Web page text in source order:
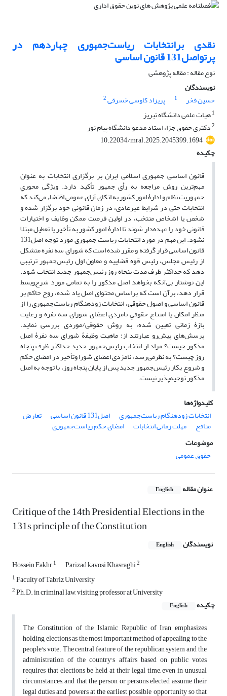
نقدی برانتخابات ریاست‌جمهوری چهاردهم در
پرتواصل131 قانون اساسی
نوع مقاله : مقاله پژوهشی
نویسندگان
حسین فخر
1 پریزاد کاوسی خسرقی2
1هیات علمی دانشگاه تبریز
2دکتری حقوق جزا، استاد مدعو دانشگاه پیام نور
10.22034/mral.2025.2045399.1694
چکیده
قانون اساسی جمهوری اسلامی ایران بر برگزاری انتخابات به عنوان
مهم‌ترین روش مراجعه به رأی جمهور تأکید دارد. ویژگی محوریِ
جمهوریتِ نظام و ادارۀ امور کشور به اتکای آرای عمومی اقتضاء می‌کند که
انتخابات حتی در شرایط غیرعادی، در زمان قانونی خود برگزار شده و
شخص یا اشخاص منتخب، در اولین فرصت ممکن وظایف و اختیارات
قانونی خود را عهده‌دار شوند تا ادارۀ امور کشور به تأخیر یا تعطیل مبتلا
نشود. این مهم در مورد انتخابات ریاست جمهوری مورد توجه اصل131
قانون اساسی قرار گرفته و مقرر شده است که شورای سه نفره متشکل
از رئیس مجلس، رئیس قوه قضاییه و معاون اول رئیس‌جمهور ترتیبی
دهد که حداکثر ظرف مدت پنجاه روز رئیس‌جمهور جدید انتخاب شود.
این نوشتار بی‌آنکه بخواهد اصل مذکور را به تمامی مورد شرح‌و‌بسط
قرار دهد، برآن است که براساس محتوای اصل یاد شده، روح حاکم بر
قانون اساسی و اصول حقوقی، انتخابات زودهنگام ریاست‌جمهوری را از
منظر امکان یا امتناع حقوقیِ نامزدی اعضای شورای سه نفره و رعایت
بازۀ زمانی تعیین شده، به روش حقوقی/موردی بررسی نماید.
پرسش‌های پیش‌رو عبارتند از: ماهیت وظیفۀ شورای سه نفرۀ اصل
مذکور چیست؟ مراد از انتخاب رئیس‌جمهور جدید حداکثر ظرف پنجاه
روز چیست؟ به نظرمی‌رسد، نامزدی اعضای شورا وتأخیر در امضای حکم
و شروع بکار رئیس‌جمهور جدید پس از پایان پنجاه روز، با توجه به اصل
مذکور توجیه‌پذیر نیست.
کلیدواژه‌ها
انتخابات زودهنگام ریاست‌جمهوری
اصل131 قانون اساسی تعارض
منافع مهلت زمانی انتخابات
امضای حکم ریاست‌جمهوری
موضوعات
حقوق عمومی
عنوان مقاله English
Critique of the 14th Presidential Elections in the
131s principle of the Constitution
نویسندگان English
Hossein Fakhr1 Parizad kavosi Khasraghi2
1Faculty of Tabriz University
2Ph.D. in criminal law, visiting professor at University
چکیده
English
The Constitution of the Islamic Republic of Iran emphasizes
holding elections as the most important method of appealing to the
people's vote. The central feature of the republican system and the
administration of the country's affairs based on public votes
requires that elections be held at their legal time, even in unusual
circumstances, and that the person or persons elected assume their
legal duties and powers at the earliest possible opportunity so that